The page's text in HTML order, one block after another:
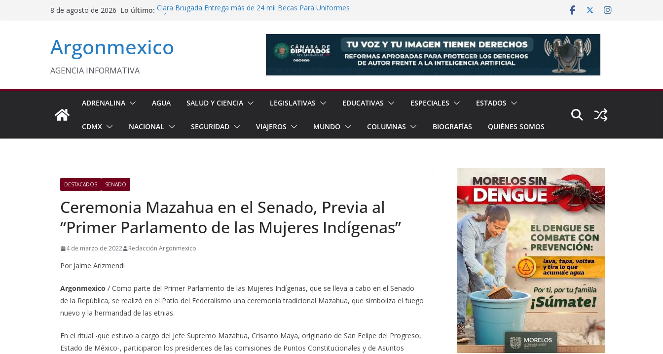
8 de agosto de 2026 Lo último: Clara Brugada Entrega más de 24 mil Becas Para Uniformes
Chimalhuacán
Sheinbaum Entrega Pensión Mujeres Bienestar a
y Perú
Argonmexico
AGENCIA INFORMATIVA
ADRENALINA AGUA SALUD Y CIENCIA LEGISLATIVAS EDUCATIVAS ESPECIALES ESTADOS
CDMX NACIONAL SEGURIDAD VIAJEROS MUNDO COLUMNAS BIOGRAFÍAS QUIÉNES SOMOS
DESTACADOS SENADO
Ceremonia Mazahua en el Senado, Previa al
“Primer Parlamento de las Mujeres Indígenas”
4 de marzo de 2022 Redacción Argonmexico
Por Jaime Arizmendi
Argonmexico / Como parte del Primer Parlamento de las Mujeres Indígenas, que se lleva a cabo en el Senado
de la República, se realizó en el Patio del Federalismo una ceremonia tradicional Mazahua, que simboliza el fuego
nuevo y la hermandad de las etnias.
En el ritual -que estuvo a cargo del Jefe Supremo Mazahua, Crisanto Maya, originario de San Felipe del Progreso,
Estado de México-, participaron los presidentes de las comisiones de Puntos Constitucionales y de Asuntos